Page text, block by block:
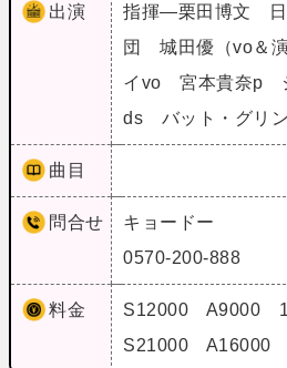
出演
指揮―栗田博文 日
団 城田優（vo＆
イvo 宮本貴奈p
ds バット・グリ
曲目
問合せ
キョードー
0570-200-888
料金
S12000 A9000
S21000 A16000